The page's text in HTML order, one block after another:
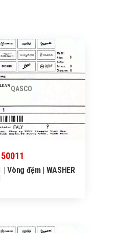
QASCO
| Vòng đệm | WASHER